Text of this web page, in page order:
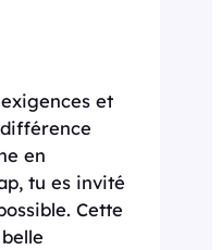
et
en
tu es invité
Cette